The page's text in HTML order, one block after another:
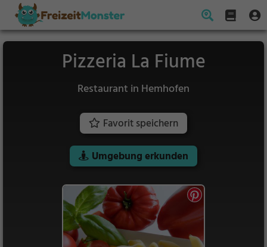
Pizzeria La Fiume
Restaurant in Hemhofen
Favorit speichern
Umgebung erkunden